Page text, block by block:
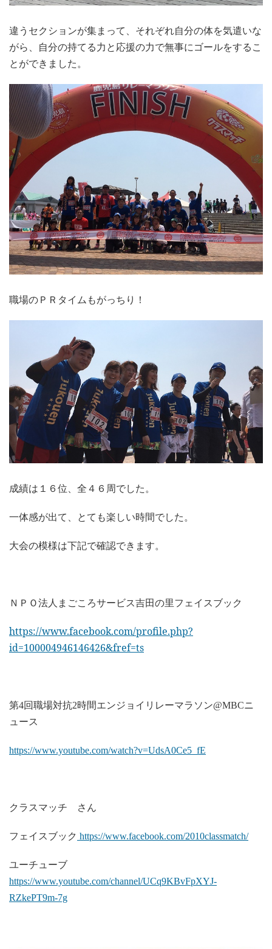
違うセクションが集まって、それぞれ自分の体を気遣いな
がら、自分の持てる力と応援の力で無事にゴールをするこ
とができました。
職場のＰＲタイムもがっちり！
成績は１６位、全４６周でした。
一体感が出て、とても楽しい時間でした。
大会の模様は下記で確認できます。
ＮＰＯ法人まごころサービス吉田の里フェイスブック
https://www.facebook.com/profile.php?
id=100004946146426&fref=ts
第4回職場対抗2時間エンジョイリレーマラソン@MBCニ
ュース
https://www.youtube.com/watch?v=UdsA0Ce5_fE
クラスマッチ さん
フェイスブック https://www.facebook.com/2010classmatch/
ユーチューブ
https://www.youtube.com/channel/UCq9KBvFpXYJ-
RZkePT9m-7g